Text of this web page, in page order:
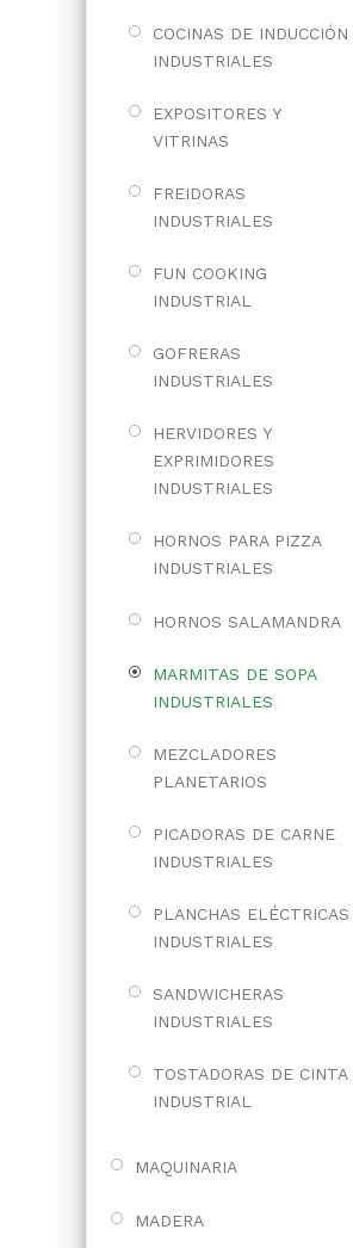
COCINAS DE INDUCCIÓN
INDUSTRIALES
EXPOSITORES Y
VITRINAS
FREIDORAS
INDUSTRIALES
FUN COOKING
INDUSTRIAL
GOFRERAS
INDUSTRIALES
HERVIDORES Y
EXPRIMIDORES
INDUSTRIALES
HORNOS PARA PIZZA
INDUSTRIALES
HORNOS SALAMANDRA
MARMITAS DE SOPA
INDUSTRIALES
MEZCLADORES
PLANETARIOS
PICADORAS DE CARNE
INDUSTRIALES
PLANCHAS ELÉCTRICAS
INDUSTRIALES
SANDWICHERAS
INDUSTRIALES
TOSTADORAS DE CINTA
INDUSTRIAL
MAQUINARIA
MADERA